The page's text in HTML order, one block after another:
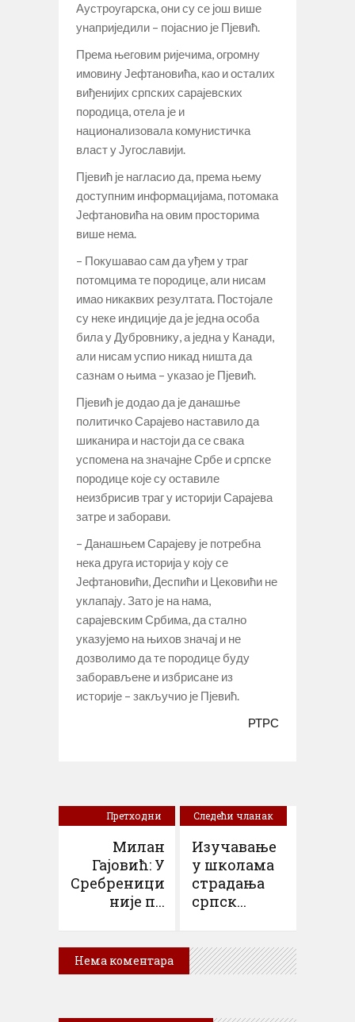
Аустроугарска, они су се још више
унаприједили – појаснио је Пјевић.
Према његовим ријечима, огромну
имовину Јефтановића, као и осталих
виђенијих српских сарајевских
породица, отела је и
национализовала комунистичка
власт у Југославији.
Пјевић је нагласио да, према њему
доступним информацијама, потомака
Јефтановића на овим просторима
више нема.
– Покушавао сам да уђем у траг
потомцима те породице, али нисам
имао никаквих резултата. Постојале
су неке индиције да је једна особа
била у Дубровнику, а једна у Канади,
али нисам успио никад ништа да
сазнам о њима – указао је Пјевић.
Пјевић је додао да је данашње
политичко Сарајево наставило да
шиканира и настоји да се свака
успомена на значајне Србе и српске
породице које су оставиле
неизбрисив траг у историји Сарајева
затре и заборави.
– Данашњем Сарајеву је потребна
нека друга историја у коју се
Јефтановићи, Деспићи и Цековићи не
уклапају. Зато је на нама,
сарајевским Србима, да стално
указујемо на њихов значај и не
дозволимо да те породице буду
заборављене и избрисане из
историје – закључио је Пјевић.
РТРС
Претходни
Милан
Гајовић: У
Сребреници
није п...
Следећи чланак
Изучавање
у школама
страдања
српск...
Нема коментара